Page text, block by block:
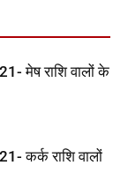
मेष राशि वालों के
कर्क राशि वालों